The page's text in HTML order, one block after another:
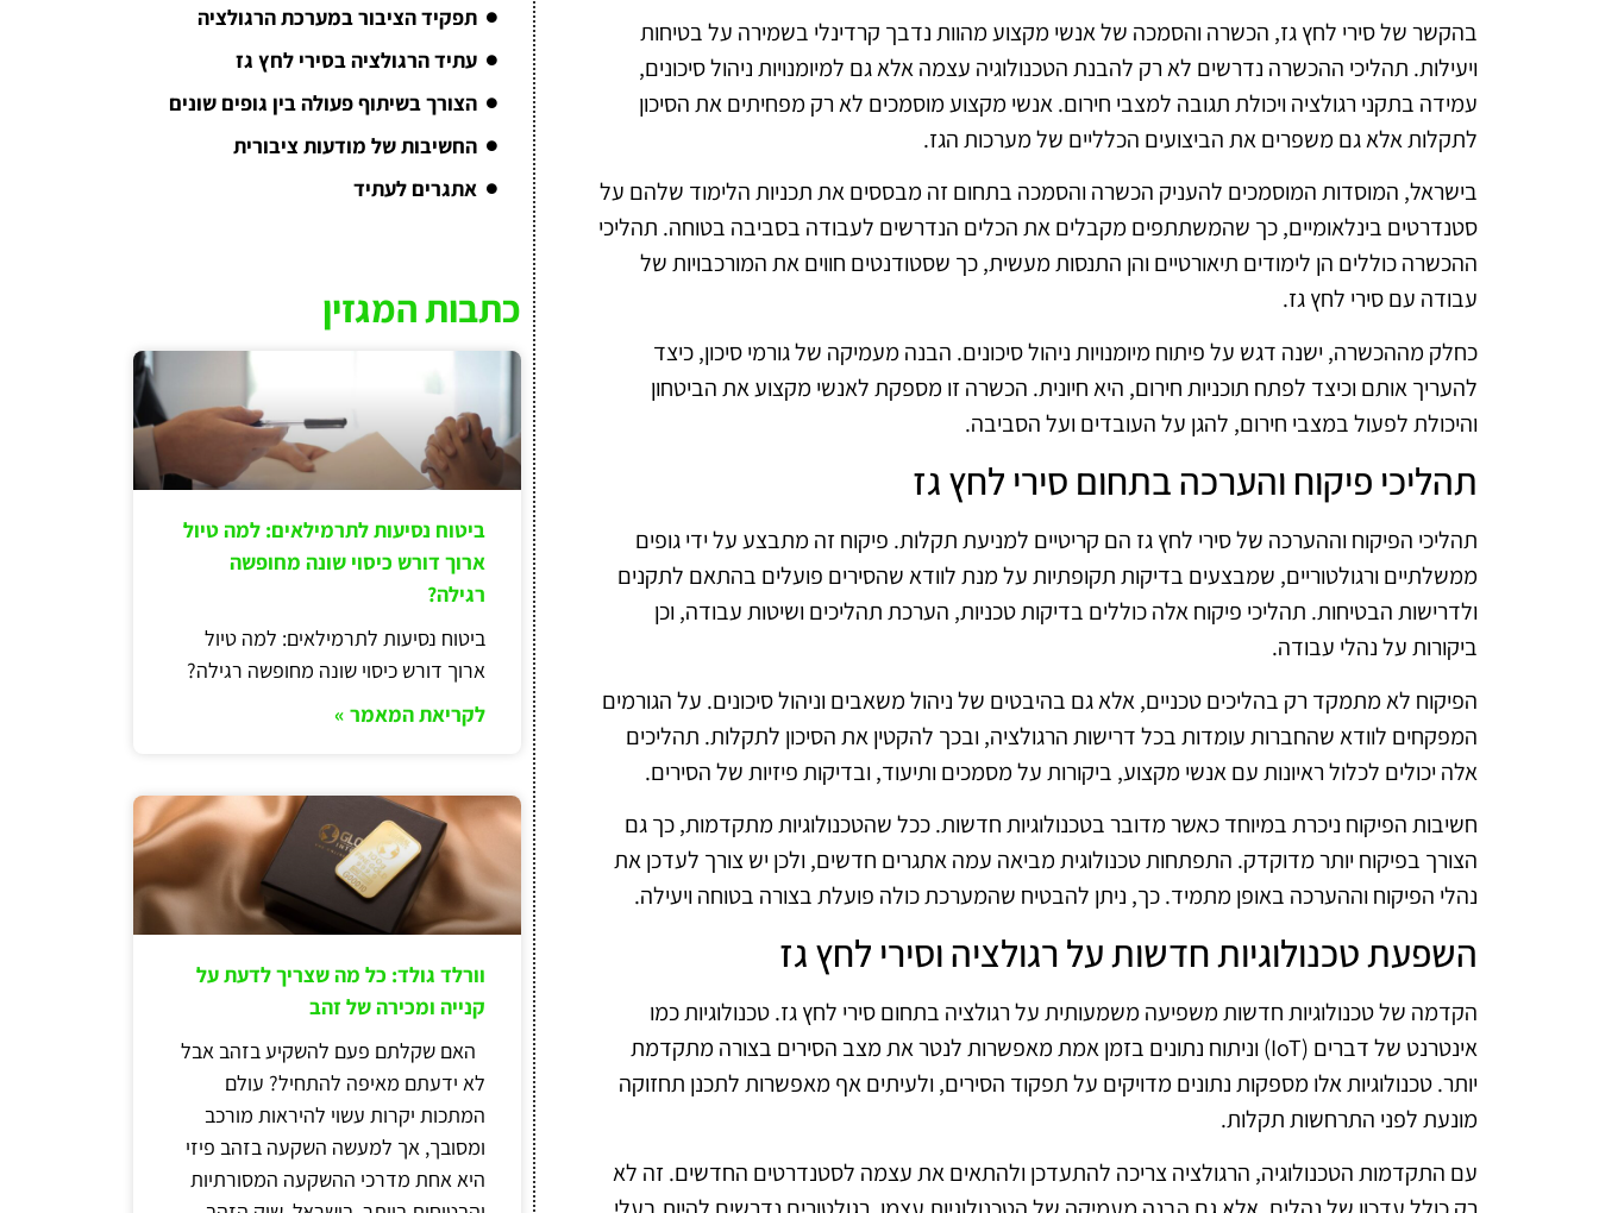
בהקשר של סירי לחץ גז, הכשרה והסמכה של אנשי מקצוע מהוות נדבך קרדינלי בשמירה על בטיחות
ויעילות. תהליכי ההכשרה נדרשים לא רק להבנת הטכנולוגיה עצמה אלא גם למיומנויות ניהול סיכונים,
עמידה בתקני רגולציה ויכולת תגובה למצבי חירום. אנשי מקצוע מוסמכים לא רק מפחיתים את הסיכון
לתקלות אלא גם משפרים את הביצועים הכלליים של מערכות הגז.
בישראל, המוסדות המוסמכים להעניק הכשרה והסמכה בתחום זה מבססים את תכניות הלימוד שלהם על
סטנדרטים בינלאומיים, כך שהמשתתפים מקבלים את הכלים הנדרשים לעבודה בסביבה בטוחה. תהליכי
ההכשרה כוללים הן לימודים תיאורטיים והן התנסות מעשית, כך שסטודנטים חווים את המורכבויות של
עבודה עם סירי לחץ גז.
כחלק מההכשרה, ישנה דגש על פיתוח מיומנויות ניהול סיכונים. הבנה מעמיקה של גורמי סיכון, כיצד
להעריך אותם וכיצד לפתח תוכניות חירום, היא חיונית. הכשרה זו מספקת לאנשי מקצוע את הביטחון
והיכולת לפעול במצבי חירום, להגן על העובדים ועל הסביבה.
תהליכי פיקוח והערכה בתחום סירי לחץ גז
תהליכי הפיקוח וההערכה של סירי לחץ גז הם קריטיים למניעת תקלות. פיקוח זה מתבצע על ידי גופים
ממשלתיים ורגולטוריים, שמבצעים בדיקות תקופתיות על מנת לוודא שהסירים פועלים בהתאם לתקנים
ולדרישות הבטיחות. תהליכי פיקוח אלה כוללים בדיקות טכניות, הערכת תהליכים ושיטות עבודה, וכן
ביקורות על נהלי עבודה.
הפיקוח לא מתמקד רק בהליכים טכניים, אלא גם בהיבטים של ניהול משאבים וניהול סיכונים. על הגורמים
המפקחים לוודא שהחברות עומדות בכל דרישות הרגולציה, ובכך להקטין את הסיכון לתקלות. תהליכים
אלה יכולים לכלול ראיונות עם אנשי מקצוע, ביקורות על מסמכים ותיעוד, ובדיקות פיזיות של הסירים.
חשיבות הפיקוח ניכרת במיוחד כאשר מדובר בטכנולוגיות חדשות. ככל שהטכנולוגיות מתקדמות, כך גם
הצורך בפיקוח יותר מדוקדק. התפתחות טכנולוגית מביאה עמה אתגרים חדשים, ולכן יש צורך לעדכן את
נהלי הפיקוח וההערכה באופן מתמיד. כך, ניתן להבטיח שהמערכת כולה פועלת בצורה בטוחה ויעילה.
השפעת טכנולוגיות חדשות על רגולציה וסירי לחץ גז
הקדמה של טכנולוגיות חדשות משפיעה משמעותית על רגולציה בתחום סירי לחץ גז. טכנולוגיות כמו
אינטרנט של דברים (IoT) וניתוח נתונים בזמן אמת מאפשרות לנטר את מצב הסירים בצורה מתקדמת
יותר. טכנולוגיות אלו מספקות נתונים מדויקים על תפקוד הסירים, ולעיתים אף מאפשרות לתכנן תחזוקה
מונעת לפני התרחשות תקלות.
עם התקדמות הטכנולוגיה, הרגולציה צריכה להתעדכן ולהתאים את עצמה לסטנדרטים החדשים. זה לא
תפקיד הציבור במערכת הרגולציה
עתיד הרגולציה בסירי לחץ גז
הצורך בשיתוף פעולה בין גופים שונים
החשיבות של מודעות ציבורית
אתגרים לעתיד
כתבות המגזין
ביטוח נסיעות לתרמילאים: למה טיול
ארוך דורש כיסוי שונה מחופשה
רגילה?
ביטוח נסיעות לתרמילאים: למה טיול
ארוך דורש כיסוי שונה מחופשה רגילה?
לקריאת המאמר »
וורלד גולד: כל מה שצריך לדעת על
קנייה ומכירה של זהב
האם שקלתם פעם להשקיע בזהב אבל
לא ידעתם מאיפה להתחיל? עולם
המתכות יקרות עשוי להיראות מורכב
ומסובך, אך למעשה השקעה בזהב פיזי
היא אחת מדרכי ההשקעה המסורתיות